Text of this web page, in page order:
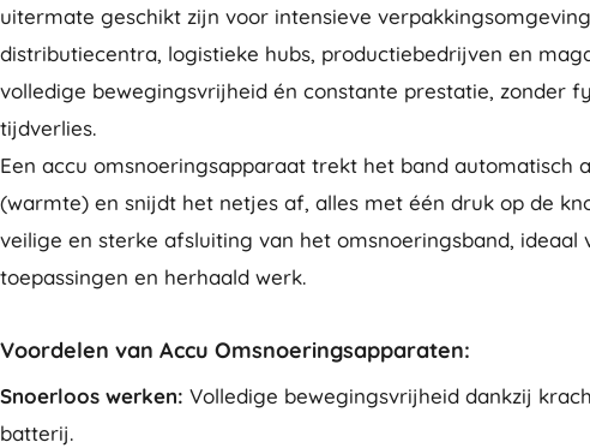
uitermate geschikt zijn voor intensieve
distributiecentra, logistieke hubs, productiebedrijven en
volledige bewegingsvrijheid én constante prestatie, zonder
tijdverlies.
Een accu omsnoeringsapparaat trekt het band automatisch
(warmte) en snijdt het netjes af, alles met één druk op de
veilige en sterke afsluiting van het omsnoeringsband, ideaal
toepassingen en herhaald werk.
Voordelen van Accu Omsnoeringsapparaten:
Snoerloos werken: Volledige bewegingsvrijheid dankzij
batterij.